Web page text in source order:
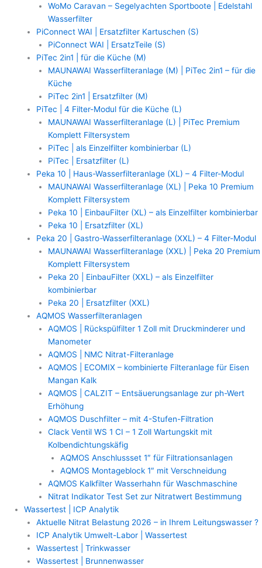
WoMo Caravan – Segelyachten Sportboote | Edelstahl
Wasserfilter
PiConnect WAI | Ersatzfilter Kartuschen (S)
PiConnect WAI | ErsatzTeile (S)
PiTec 2in1 | für die Küche (M)
MAUNAWAI Wasserfilteranlage (M) | PiTec 2in1 – für die
Küche
PiTec 2in1 | Ersatzfilter (M)
PiTec | 4 Filter-Modul für die Küche (L)
MAUNAWAI Wasserfilteranlage (L) | PiTec Premium
Komplett Filtersystem
PiTec | als Einzelfilter kombinierbar (L)
PiTec | Ersatzfilter (L)
Peka 10 | Haus-Wasserfilteranlage (XL) – 4 Filter-Modul
MAUNAWAI Wasserfilteranlage (XL) | Peka 10 Premium
Komplett Filtersystem
Peka 10 | EinbauFilter (XL) – als Einzelfilter kombinierbar
Peka 10 | Ersatzfilter (XL)
Peka 20 | Gastro-Wasserfilteranlage (XXL) – 4 Filter-Modul
MAUNAWAI Wasserfilteranlage (XXL) | Peka 20 Premium
Komplett Filtersystem
Peka 20 | EinbauFilter (XXL) – als Einzelfilter
kombinierbar
Peka 20 | Ersatzfilter (XXL)
AQMOS Wasserfilteranlagen
AQMOS | Rückspülfilter 1 Zoll mit Druckminderer und
Manometer
AQMOS | NMC Nitrat-Filteranlage
AQMOS | ECOMIX – kombinierte Filteranlage für Eisen
Mangan Kalk
AQMOS | CALZIT – Entsäuerungsanlage zur ph-Wert
Erhöhung
AQMOS Duschfilter – mit 4-Stufen-Filtration
Clack Ventil WS 1 CI – 1 Zoll Wartungskit mit
Kolbendichtungskäfig
AQMOS Anschlussset 1″ für Filtrationsanlagen
AQMOS Montageblock 1″ mit Verschneidung
AQMOS Kalkfilter Wasserhahn für Waschmaschine
Nitrat Indikator Test Set zur Nitratwert Bestimmung
Wassertest | ICP Analytik
Aktuelle Nitrat Belastung 2026 – in Ihrem Leitungswasser ?
ICP Analytik Umwelt-Labor | Wassertest
Wassertest | Trinkwasser
Wassertest | Brunnenwasser